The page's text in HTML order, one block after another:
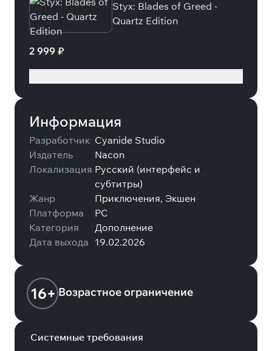
Styx: Blades of Greed -
Quartz Edition
2 999 ₽
Информация
Разработчик Cyanide Studio
Издатель
Nacon
Локализация Русский (интерфейс и
субтитры)
Жанр
Приключения, Экшен
Платформа
PC
Категория
Дополнение
Дата выхода 19.02.2026
16+ Возрастное ограничение
Системные требования